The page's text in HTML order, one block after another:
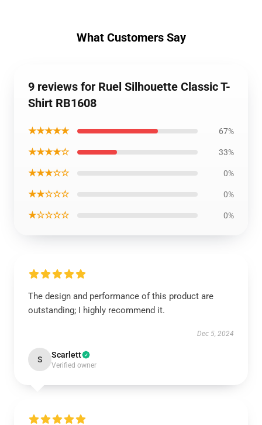
What Customers Say
9 reviews for Ruel Silhouette Classic T-
Shirt RB1608
★★★★★ 67%
★★★★☆ 33%
★★★☆☆ 0%
★★☆☆☆ 0%
★☆☆☆☆ 0%
The design and performance of this product are
outstanding; I highly recommend it.
Dec 5, 2024
S Scarlett
Verified owner